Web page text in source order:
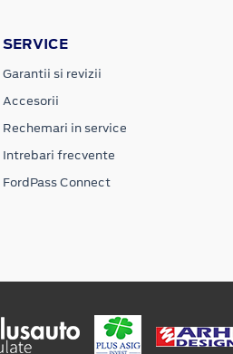
SERVICE
Garantii si revizii
Accesorii
Rechemari in service
Intrebari frecvente
FordPass Connect